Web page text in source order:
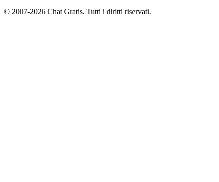
© 2007-2026 Chat Gratis. Tutti i diritti riservati.